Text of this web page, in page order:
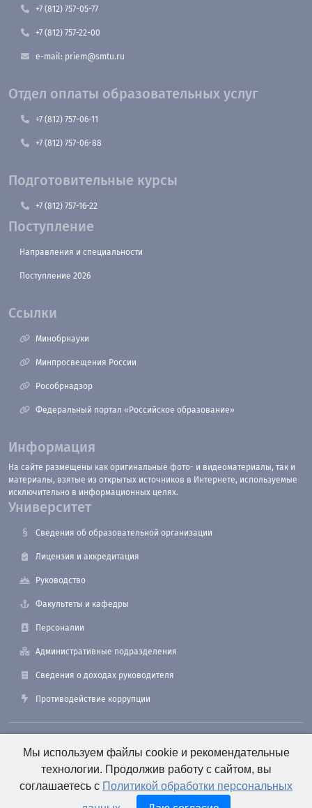
+7 (812) 757-05-77
+7 (812) 757-22-00
e-mail: priem@smtu.ru
Отдел оплаты образовательных услуг
+7 (812) 757-06-11
+7 (812) 757-06-88
Подготовительные курсы
+7 (812) 757-16-22
Поступление
Направления и специальности
Поступление 2026
Ссылки
Минобрнауки
Минпросвещения России
Рособрнадзор
Федеральный портал «Российское образование»
Информация
На сайте размещены как оригинальные фото- и видеоматериалы, так и
материалы, взятые из открытых источников в Интернете, используемые
исключительно в информационных целях.
Университет
Сведения об образовательной организации
Лицензия и аккредитация
Руководство
Факультеты и кафедры
Персоналии
Административные подразделения
Сведения о доходах руководителя
Противодействие коррупции
190121, Санкт-Петербург, ул. Лоцманская, 3
+7 (812) 495-26-48 Оперативный дежурный
Мы используем файлы cookie и рекомендательные
технологии. Продолжив работу с сайтом, вы
соглашаетесь с Политикой обработки персональных